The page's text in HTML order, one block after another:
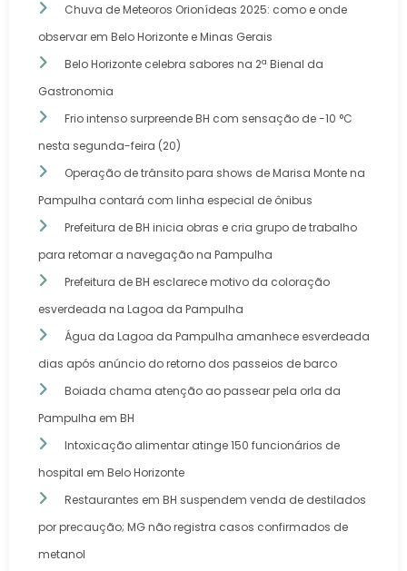
Chuva de Meteoros Orionídeas 2025: como e onde
observar em Belo Horizonte e Minas Gerais
Belo Horizonte celebra sabores na 2ª Bienal da
Gastronomia
Frio intenso surpreende BH com sensação de -10 °C
nesta segunda-feira (20)
Operação de trânsito para shows de Marisa Monte na
Pampulha contará com linha especial de ônibus
Prefeitura de BH inicia obras e cria grupo de trabalho
para retomar a navegação na Pampulha
Prefeitura de BH esclarece motivo da coloração
esverdeada na Lagoa da Pampulha
Água da Lagoa da Pampulha amanhece esverdeada
dias após anúncio do retorno dos passeios de barco
Boiada chama atenção ao passear pela orla da
Pampulha em BH
Intoxicação alimentar atinge 150 funcionários de
hospital em Belo Horizonte
Restaurantes em BH suspendem venda de destilados
por precaução; MG não registra casos confirmados de
metanol